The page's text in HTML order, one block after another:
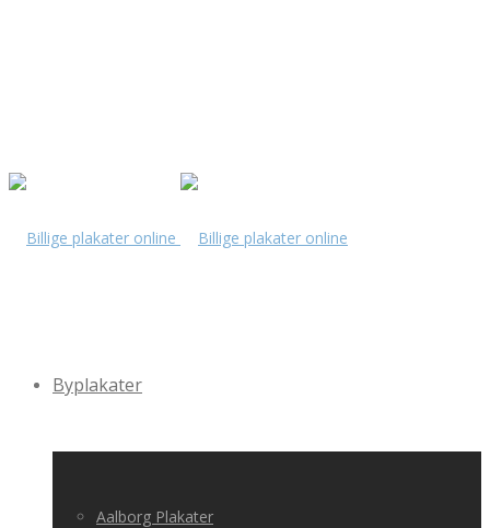
Byplakater
Aalborg Plakater